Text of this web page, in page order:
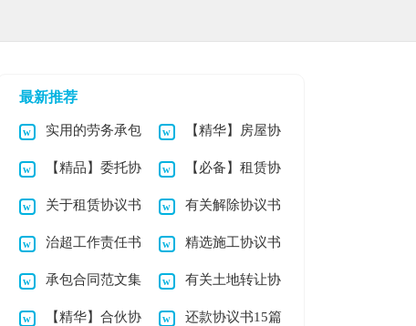
最新推荐
实用的劳务承包
合同汇编7篇
【精华】房屋协
议书集合9篇
【精品】委托协
议书合集10篇
【必备】租赁协
议书范文6篇
关于租赁协议书
范文9篇
有关解除协议书
治超工作责任书 精选施工协议书
集锦5篇
承包合同范文集
锦五篇
有关土地转让协
议书四篇
【精华】合伙协 还款协议书15篇